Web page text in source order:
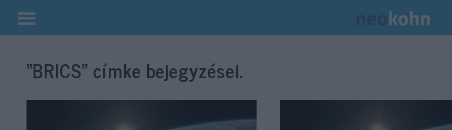
Kilépés
tartalomba“BRICS” címke bejegyzései.